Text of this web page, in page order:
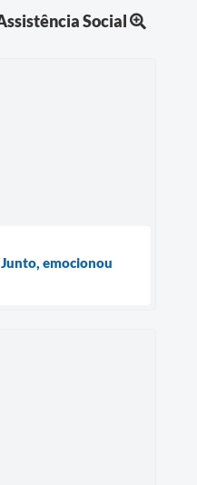
Social
Junto, emocionou